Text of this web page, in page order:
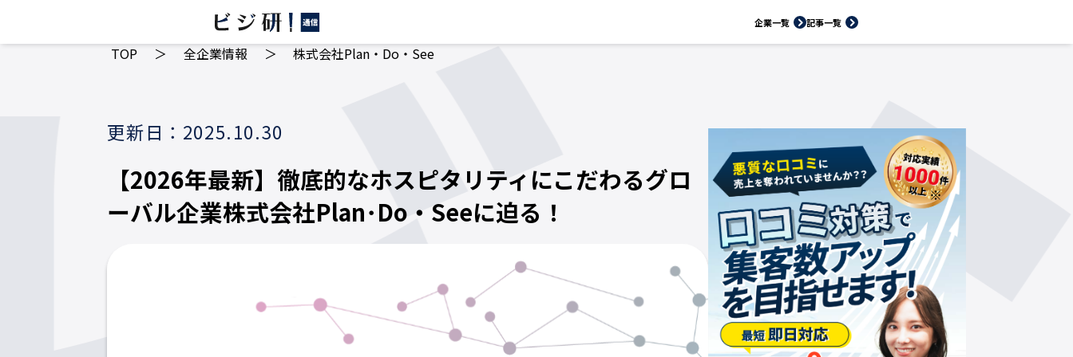
企業一覧 記事一覧
TOP ＞ 全企業情報 ＞ 株式会社Plan・Do・See
更新日：2025.10.30
【2026年最新】徹底的なホスピタリティにこだわるグロ
ーバル企業株式会社Plan･Do・Seeに迫る！
※